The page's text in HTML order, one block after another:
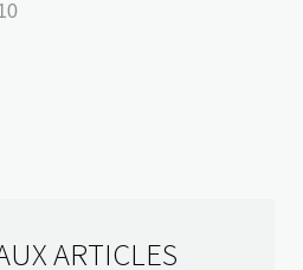
ARTICLES